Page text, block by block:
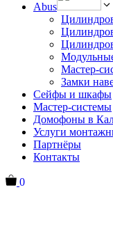
Abus
Мастер-
Замки
Сейфы и шкафы
Мастер-системы
Домофоны в
Услуги
Партнёры
Контакты
0